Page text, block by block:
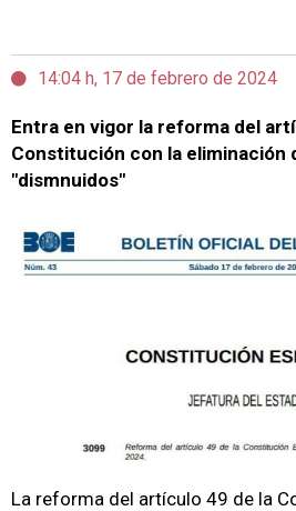
14:04 h, 17 de febrero de 2024
Entra en vigor la reforma del
Constitución con la eliminación
"dismnuidos"
La reforma del artículo 49 de la